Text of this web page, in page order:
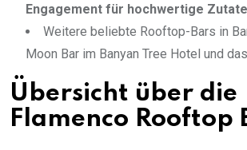
Engagement für hochwertige
Weitere beliebte Rooftop-Bars in
Moon Bar im Banyan Tree Hotel und
Übersicht über die
Flamenco Rooftop